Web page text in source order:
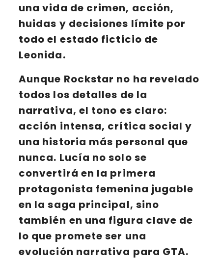
una vida de crimen, acción,
huidas y decisiones límite por
todo el estado ficticio de
Leonida.
Aunque Rockstar no ha revelado
todos los detalles de la
narrativa, el tono es claro:
acción intensa, crítica social y
una historia más personal que
nunca. Lucía no solo se
convertirá en la primera
protagonista femenina jugable
en la saga principal, sino
también en una figura clave de
lo que promete ser una
evolución narrativa para GTA.